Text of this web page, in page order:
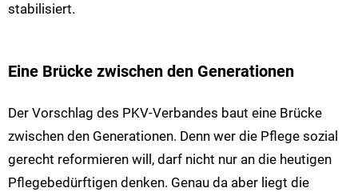
stabilisiert.
Eine Brücke zwischen den Generationen
Der Vorschlag des PKV-Verbandes baut eine Brücke
zwischen den Generationen. Denn wer die Pflege sozial
gerecht reformieren will, darf nicht nur an die heutigen
Pflegebedürftigen denken. Genau da aber liegt die